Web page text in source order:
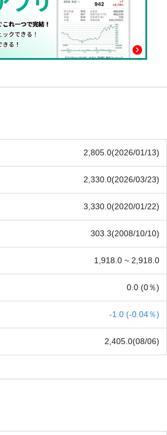
2,805.0(2026/01/13)
2,330.0(2026/03/23)
3,330.0(2020/01/22)
303.3(2008/10/10)
1,918.0 ~ 2,918.0
0.0 (0％)
-1.0 (-0.04％)
2,405.0(08/06)